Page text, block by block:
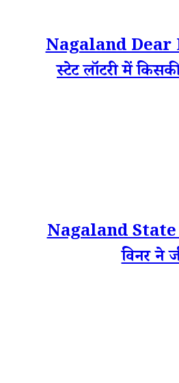
Nagaland Dear
स्टेट लॉटरी में
Nagaland State
विनर ने